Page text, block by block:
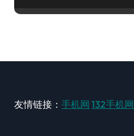
友情链接： 手机网 132手机网